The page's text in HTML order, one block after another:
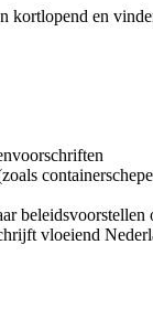
en
vloeiend